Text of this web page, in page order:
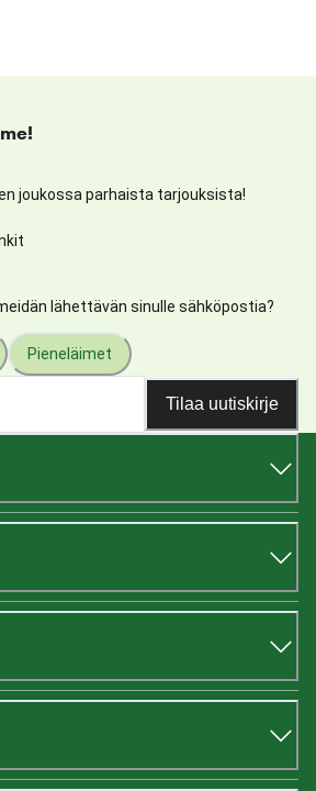
joukossa parhaista tarjouksista!
lähettävän sinulle sähköpostia?
Pieneläimet
Tilaa uutiskirje